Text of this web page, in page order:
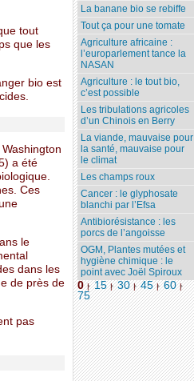
tout
que les
bio est
a été
Ces
le
dans les
de près de
pas
La banane bio se rebiffe
Tout ça pour une tomate
Agriculture africaine :
l’europarlement tance la
NASAN
Agriculture : le tout bio,
c’est possible
Les tribulations agricoles
d’un Chinois en Berry
La viande, mauvaise pour
la santé, mauvaise pour
le climat
Les champs roux
Cancer : le glyphosate
blanchi par l’Efsa
Antibiorésistance : les
porcs de l’angoisse
OGM, Plantes mutées et
hygiène chimique : le
point avec Joël Spiroux
0 | 15 | 30 | 45 | 60 |
75